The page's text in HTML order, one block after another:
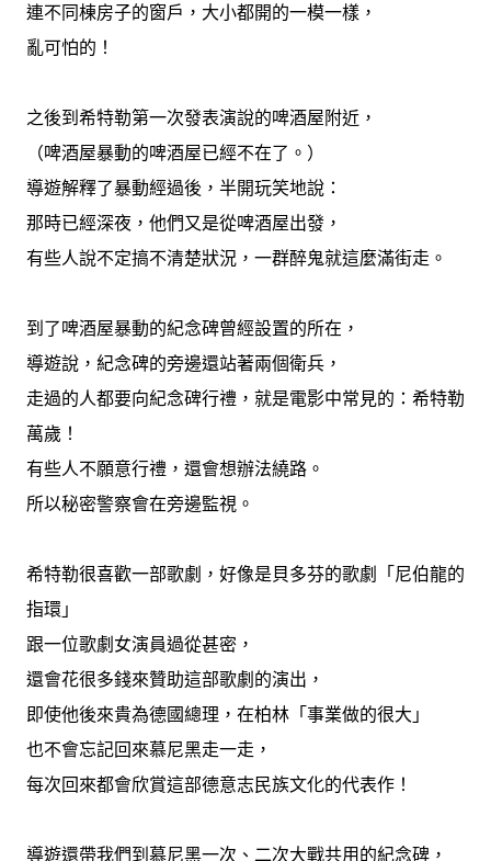
連不同棟房子的窗戶，大小都開的一模一樣，
亂可怕的！
之後到希特勒第一次發表演說的啤酒屋附近，
（啤酒屋暴動的啤酒屋已經不在了。）
導遊解釋了暴動經過後，半開玩笑地說：
那時已經深夜，他們又是從啤酒屋出發，
有些人說不定搞不清楚狀況，一群醉鬼就這麼滿街走。
到了啤酒屋暴動的紀念碑曾經設置的所在，
導遊說，紀念碑的旁邊還站著兩個衛兵，
走過的人都要向紀念碑行禮，就是電影中常見的：希特勒
萬歲！
有些人不願意行禮，還會想辦法繞路。
所以秘密警察會在旁邊監視。
希特勒很喜歡一部歌劇，好像是貝多芬的歌劇「尼伯龍的
指環」
跟一位歌劇女演員過從甚密，
還會花很多錢來贊助這部歌劇的演出，
即使他後來貴為德國總理，在柏林「事業做的很大」
也不會忘記回來慕尼黑走一走，
每次回來都會欣賞這部德意志民族文化的代表作！
導遊還帶我們到慕尼黑一次、二次大戰共用的紀念碑，